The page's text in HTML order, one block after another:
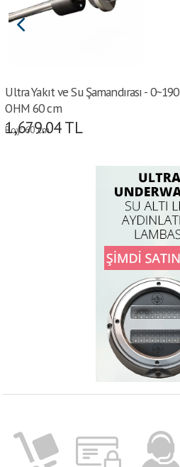
Ultra Yakıt ve Su Şamandırası - 0~190
OHM 60 cm
Boy: 60 cm
1,679.04TL